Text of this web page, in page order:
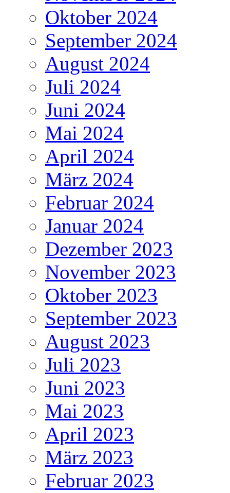
Oktober 2024
September 2024
August 2024
Juli 2024
Juni 2024
Mai 2024
April 2024
März 2024
Februar 2024
Januar 2024
Dezember 2023
November 2023
Oktober 2023
September 2023
August 2023
Juli 2023
Juni 2023
Mai 2023
April 2023
März 2023
Februar 2023